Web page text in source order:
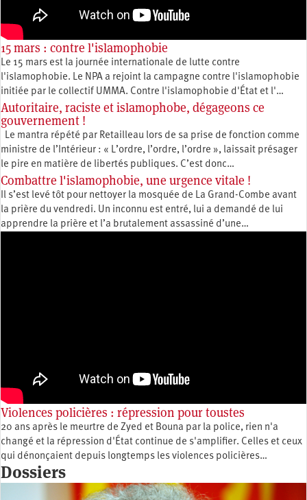
15 mars : contre l'islamophobie
Le 15 mars est la journée internationale de lutte contre
l'islamophobie. Le NPA a rejoint la campagne contre l'islamophobie
initiée par le collectif UMMA. Contre l'islamophobie d'État et l'…
Autoritaire, raciste et islamophobe, dégageons ce
gouvernement !
Le mantra répété par Retailleau lors de sa prise de fonction comme
ministre de l’Intérieur : « L’ordre, l’ordre, l’ordre », laissait présager
le pire en matière de libertés publiques. C’est donc…
Combattre l'islamophobie, une urgence vitale !
Il s’est levé tôt pour nettoyer la mosquée de La Grand-Combe avant
la prière du vendredi. Un inconnu est entré, lui a demandé de lui
apprendre la prière et l’a brutalement assassiné d’une…
Violences policières : répression pour toustes
20 ans après le meurtre de Zyed et Bouna par la police, rien n'a
changé et la répression d'État continue de s'amplifier. Celles et ceux
qui dénonçaient depuis longtemps les violences policières…
Dossiers